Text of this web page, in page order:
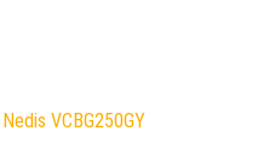
VCBG250GY